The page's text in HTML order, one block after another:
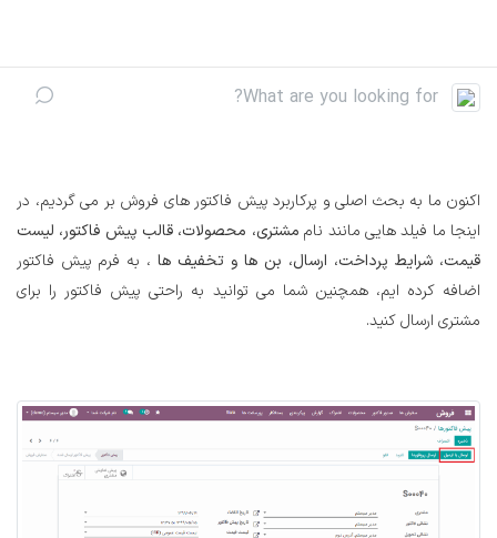
اکنون ما به بحث اصلی و پرکاربرد پیش فاکتور های فروش بر می گردیم، در
اینجا ما فیلد هایی مانند نام مشتری، محصولات، قالب پیش فاکتور، لیست
قیمت، شرایط پرداخت، ارسال، بن ها و تخفیف ها ، به فرم پیش فاکتور
اضافه کرده ایم، همچنین شما می توانید به راحتی پیش فاکتور را برای
مشتری ارسال کنید.